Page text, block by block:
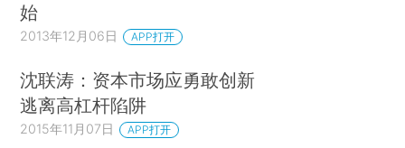
始
2013年12月06日 APP打开
沈联涛：资本市场应勇敢创新
逃离高杠杆陷阱
2015年11月07日 APP打开